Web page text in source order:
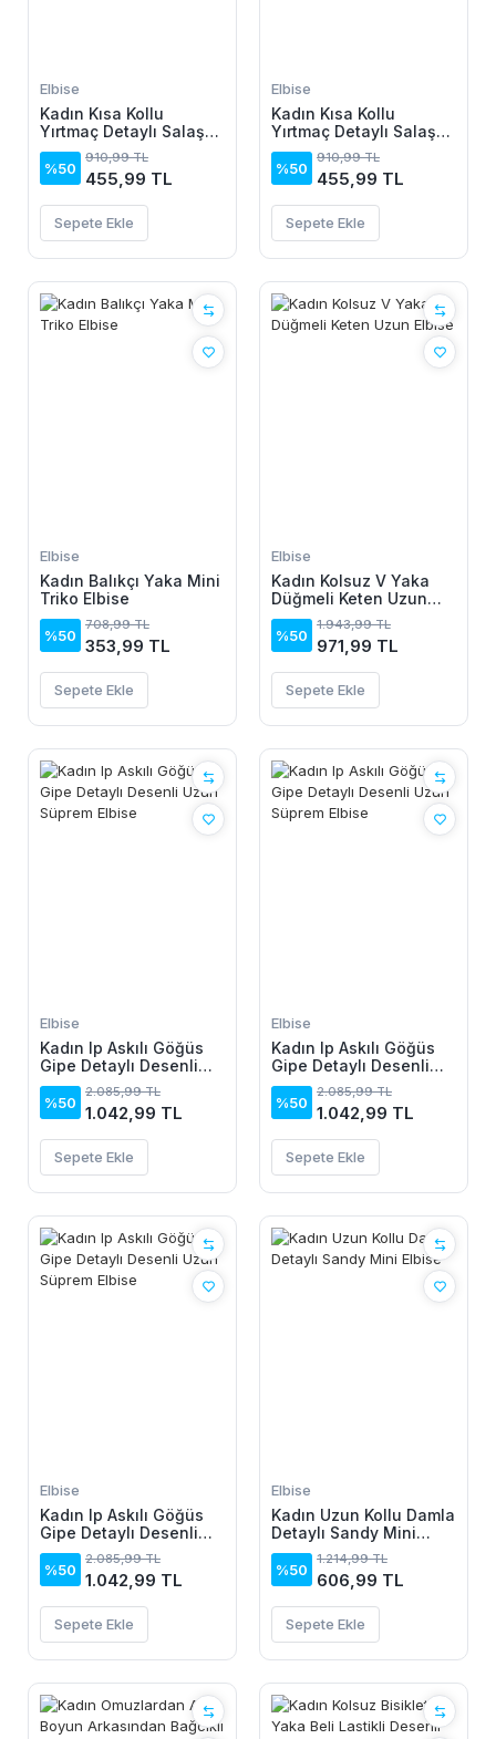
Elbise
Kadın Kısa Kollu
Yırtmaç Detaylı Salaş
Viskon Elbise
%50
910,99 TL
455,99 TL
Sepete Ekle
Elbise
Kadın Kısa Kollu
Yırtmaç Detaylı Salaş
Viskon Elbise
%50
910,99 TL
455,99 TL
Sepete Ekle
Elbise
Kadın Balıkçı Yaka Mini
Triko Elbise
%50
708,99 TL
353,99 TL
Sepete Ekle
Elbise
Kadın Kolsuz V Yaka
Düğmeli Keten Uzun
Elbise
%50
1.943,99 TL
971,99 TL
Sepete Ekle
Elbise
Kadın Ip Askılı Göğüs
Gipe Detaylı Desenli
Uzun Süprem Elbise
%50
2.085,99 TL
1.042,99 TL
Sepete Ekle
Elbise
Kadın Ip Askılı Göğüs
Gipe Detaylı Desenli
Uzun Süprem Elbise
%50
2.085,99 TL
1.042,99 TL
Sepete Ekle
Elbise
Kadın Ip Askılı Göğüs
Gipe Detaylı Desenli
Uzun Süprem Elbise
%50
2.085,99 TL
1.042,99 TL
Sepete Ekle
Elbise
Kadın Uzun Kollu Damla
Detaylı Sandy Mini
Elbise
%50
1.214,99 TL
606,99 TL
Sepete Ekle